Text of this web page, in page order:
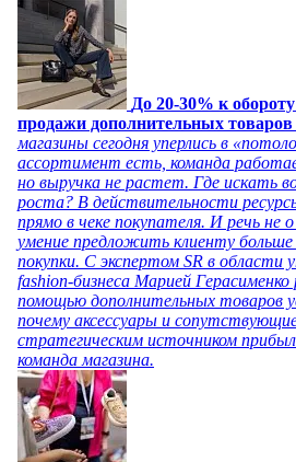
До 20-30% к
продажи дополнительных товаров
магазины сегодня уперлись в
ассортимент есть, команда
но выручка не растет. Где искать
роста? В действительности
прямо в чеке покупателя. И речь не
умение предложить клиенту
покупки. С экспертом SR в области
fashion-бизнеса Марией Герасименко
помощью дополнительных товаров
почему аксессуары и
стратегическим источником
команда магазина.